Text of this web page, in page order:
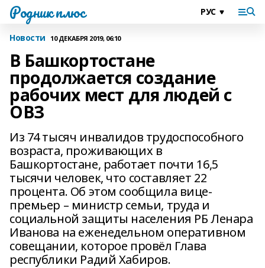
Родник плюс
Новости 10 ДЕКАБРЯ 2019, 06:10
В Башкортостане
продолжается создание
рабочих мест для людей с
ОВЗ
Из 74 тысяч инвалидов трудоспособного
возраста, проживающих в
Башкортостане, работает почти 16,5
тысячи человек, что составляет 22
процента. Об этом сообщила вице-
премьер – министр семьи, труда и
социальной защиты населения РБ Ленара
Иванова на еженедельном оперативном
совещании, которое провёл Глава
республики Радий Хабиров.